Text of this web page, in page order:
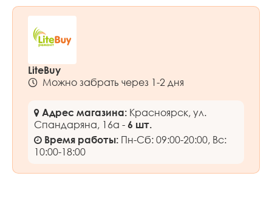
LiteBuy
Можно забрать через 1-2 дня
Адрес магазина: Красноярск, ул.
Спандаряна, 16а - 6 шт.
Время работы: Пн-Сб: 09:00-20:00, Вс:
10:00-18:00